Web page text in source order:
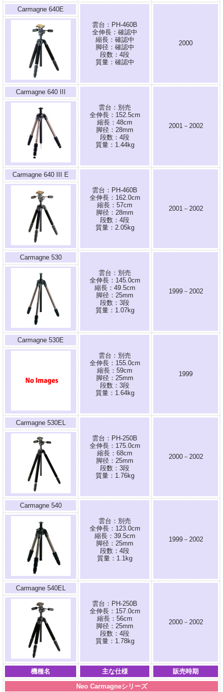
Carmagne 640E
雲台：PH-460B
全伸長：確認中
縮長：確認中
脚径：確認中
段数：4段
質量：確認中
2000
Carmagne 640 III
雲台：別売
全伸長：152.5cm
縮長：48cm
脚径：28mm
段数：4段
質量：1.44kg
2001－2002
Carmagne 640 III E
雲台：PH-460B
全伸長：162.0cm
縮長：57cm
脚径：28mm
段数：4段
質量：2.05kg
2001－2002
Carmagne 530
雲台：別売
全伸長：145.0cm
縮長：49.5cm
脚径：25mm
段数：3段
質量：1.07kg
1999－2002
Carmagne 530E
雲台：別売
全伸長：155.0cm
縮長：59cm
脚径：25mm
段数：3段
質量：1.64kg
1999
Carmagne 530EL
雲台：PH-250B
全伸長：175.0cm
縮長：68cm
脚径：25mm
段数：3段
質量：1.76kg
2000－2002
Carmagne 540
雲台：別売
全伸長：123.0cm
縮長：39.5cm
脚径：25mm
段数：4段
質量：1.1kg
1999－2002
Carmagne 540EL
雲台：PH-250B
全伸長：157.0cm
縮長：56cm
脚径：25mm
段数：4段
質量：1.78kg
2000－2002
機種名 主な仕様
販売時期
Neo Carmagneシリーズ